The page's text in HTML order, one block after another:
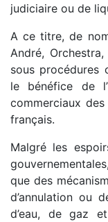
judiciaire ou de
A ce titre, de
André,
sous procédures
le bénéfice de
commerciaux
français.
Malgré les
que des
d’annulation ou
d’eau, de gaz